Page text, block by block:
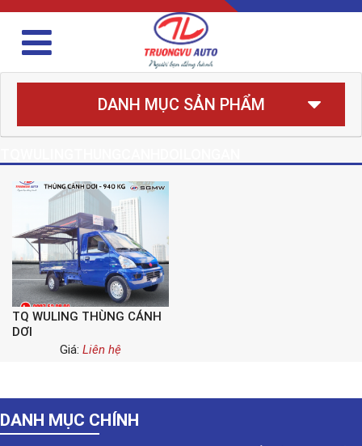
DANH MỤC SẢN PHẨM
TQ WULING THÙNG CÁNH
DƠI
Giá: Liên hệ
DANH MỤC CHÍNH